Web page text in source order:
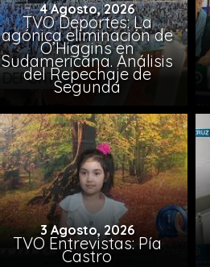
4 Agosto, 2026
TVO Deportes: La
agónica eliminación de
O’Higgins en
Sudamericana. Análisis
del Repechaje de
Segunda
3 Agosto, 2026
TVO Entrevistas: Pía
Castro